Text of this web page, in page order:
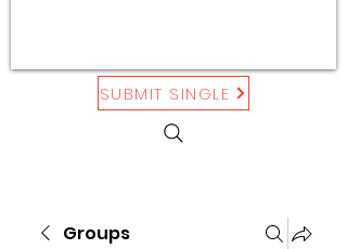
SUBMIT SINGLE
Groups